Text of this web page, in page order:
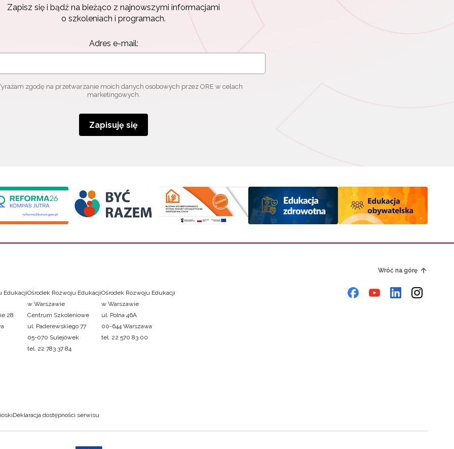
Zapisz się i bądź na bieżąco z najnowszymi informacjami
o szkoleniach i programach.
Adres e-mail:
zgodę na przetwarzanie moich danych osobowych przez ORE w celach
marketingowych.
Zapisuję się
Wróć na górę
Edukacji
28
Ośrodek Rozwoju Edukacji
w Warszawie
Centrum Szkoleniowe
ul. Paderewskiego 77
05-070 Sulejówek
tel. 22 783 37 84
Ośrodek Rozwoju Edukacji
w Warszawie
ul. Polna 46A
00-644 Warszawa
tel. 22 570 83 00
Deklaracja dostępności serwisu